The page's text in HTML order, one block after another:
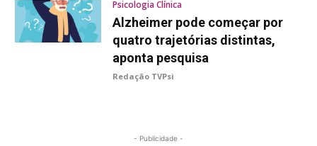
Psicologia Clínica
Alzheimer pode começar por
quatro trajetórias distintas,
aponta pesquisa
Redação TVPsi
- Publicidade -